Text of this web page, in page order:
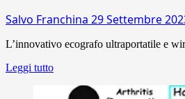
Salvo Franchina 29 Settembre
L’innovativo ecografo ultraportatile e
Leggi tutto